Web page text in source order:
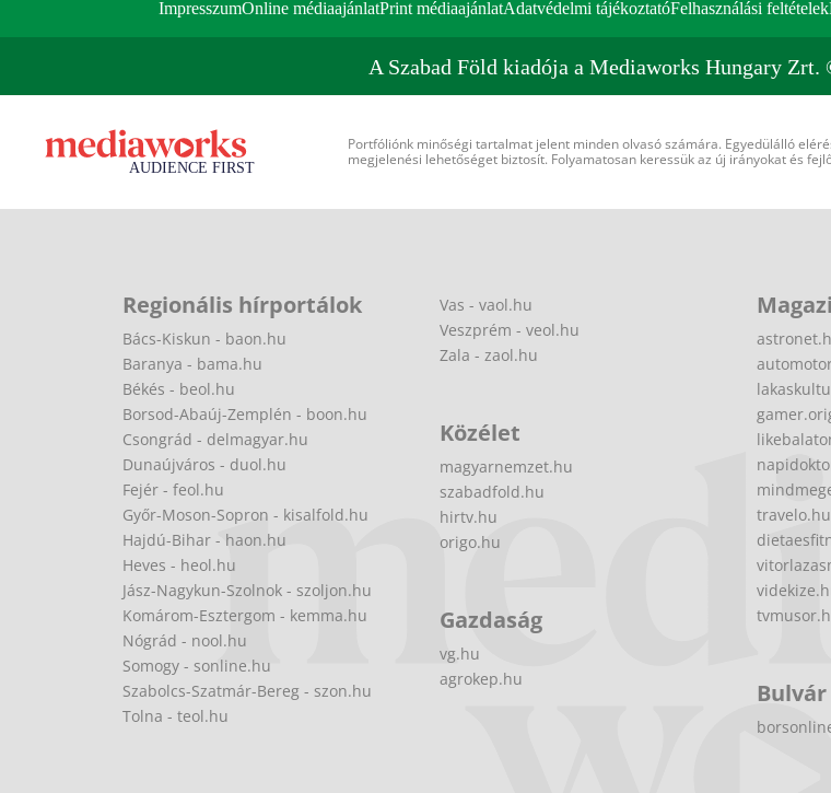
ImpresszumOnline médiaajánlatPrint médiaajánlatAdatvédelmi tájékoztatóFelhasználási feltételek
A Szabad Föld kiadója a Mediaworks Hungary
Portfóliónk minőségi tartalmat jelent minden olvasó számára. Egyedülálló
megjelenési lehetőséget biztosít. Folyamatosan keressük az új irányokat és
Regionális hírportálok
Bács-Kiskun - baon.hu
Baranya - bama.hu
Békés - beol.hu
Borsod-Abaúj-Zemplén - boon.hu
Csongrád - delmagyar.hu
Dunaújváros - duol.hu
Fejér - feol.hu
Győr-Moson-Sopron - kisalfold.hu
Hajdú-Bihar - haon.hu
Heves - heol.hu
Jász-Nagykun-Szolnok - szoljon.hu
Komárom-Esztergom - kemma.hu
Nógrád - nool.hu
Somogy - sonline.hu
Szabolcs-Szatmár-Bereg - szon.hu
Tolna - teol.hu
Vas - vaol.hu
Veszprém - veol.hu
Zala - zaol.hu
Közélet
magyarnemzet.hu
szabadfold.hu
hirtv.hu
origo.hu
Gazdaság
vg.hu
agrokep.hu
travelo.hu
Bulvár